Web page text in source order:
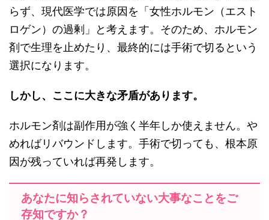
らず、現代医学では原因を「女性ホルモン（エスト
ロゲン）の過剰」と考えます。そのため、ホルモン
剤で生理を止めたり、最終的には手術で切るという
選択になります。
しかし、ここに大きな矛盾があります。
ホルモン剤は副作用が強く半年しか使えません。や
めればリバウンドします。手術で切っても、根本原
因が残っていれば再発します。
あなたに知らされていない大事なことをご
存知ですか？